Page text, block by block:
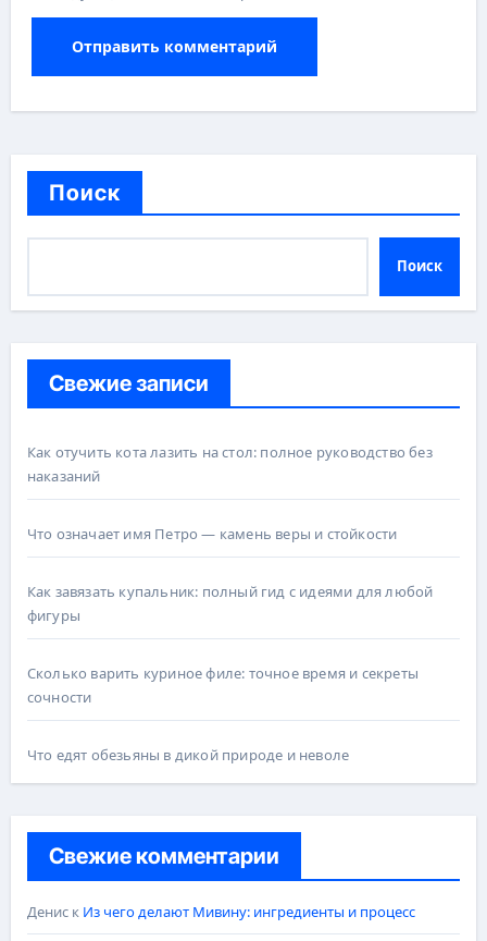
Поиск
Поиск
Свежие записи
Как отучить кота лазить на стол: полное руководство без
наказаний
Что означает имя Петро — камень веры и стойкости
Как завязать купальник: полный гид с идеями для любой
фигуры
Сколько варить куриное филе: точное время и секреты
сочности
Что едят обезьяны в дикой природе и неволе
Свежие комментарии
Дениск Из чего делают Мивину: ингредиенты и процесс